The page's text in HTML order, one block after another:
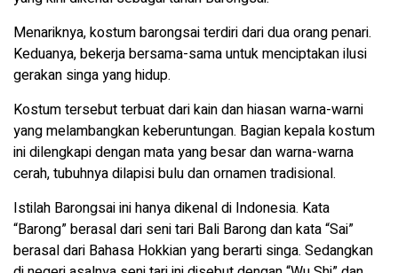
Menariknya, kostum barongsai terdiri dari dua orang penari.
Keduanya, bekerja bersama-sama untuk menciptakan ilusi
gerakan singa yang hidup.
Kostum tersebut terbuat dari kain dan hiasan warna-warni
yang melambangkan keberuntungan. Bagian kepala kostum
ini dilengkapi dengan mata yang besar dan warna-warna
cerah, tubuhnya dilapisi bulu dan ornamen tradisional.
Istilah Barongsai ini hanya dikenal di Indonesia. Kata
“Barong” berasal dari seni tari Bali Barong dan kata “Sai”
berasal dari Bahasa Hokkian yang berarti singa. Sedangkan